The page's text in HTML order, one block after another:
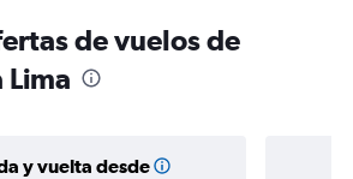
de vuelos de
Lima
y vuelta desde